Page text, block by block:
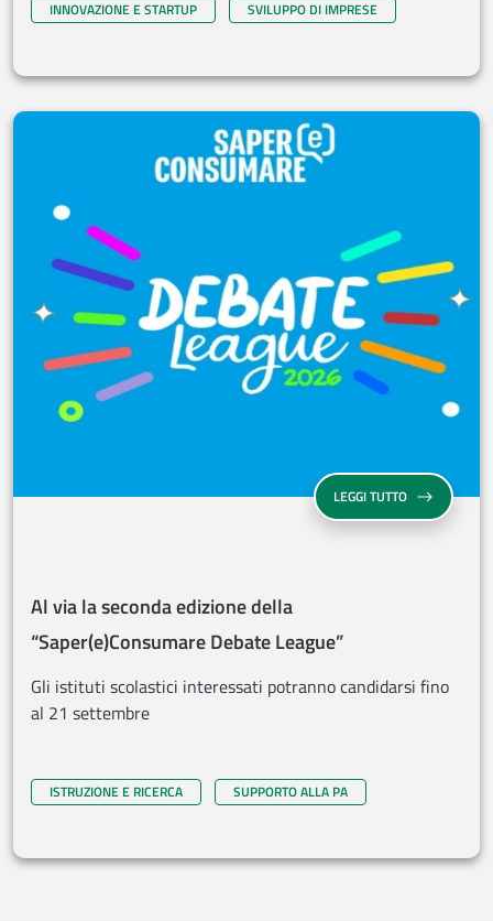
INNOVAZIONE E STARTUP SVILUPPO DI IMPRESE
LEGGI TUTTOAL VIA LA
Al via la seconda edizione della
“Saper(e)Consumare Debate League”
Gli istituti scolastici interessati potranno candidarsi fino
al 21 settembre
ISTRUZIONE E RICERCA SUPPORTO ALLA PA